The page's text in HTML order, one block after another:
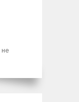
не